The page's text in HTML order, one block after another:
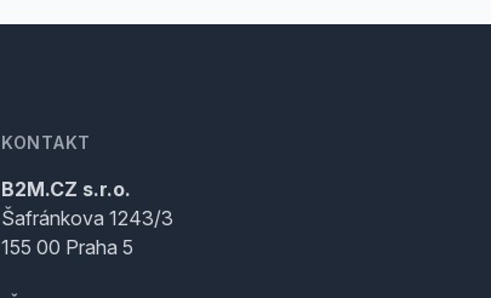
KONTAKT
B2M.CZ s.r.o.
Šafránkova 1243/3
155 00 Praha 5